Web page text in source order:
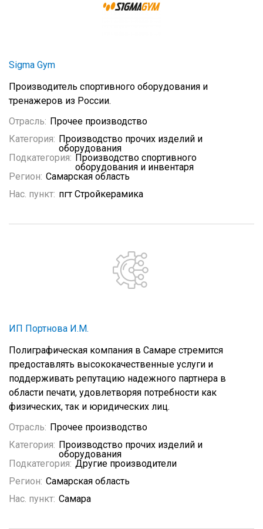
Sigma Gym
Производитель спортивного оборудования и
тренажеров из России.
Отрасль: Прочее производство
Категория: Производство прочих изделий и
оборудования
Подкатегория: Производство спортивного
оборудования и инвентаря
Регион: Самарская область
Нас. пункт: пгт Стройкерамика
ИП Портнова И.М.
Полиграфическая компания в Самаре стремится
предоставлять высококачественные услуги и
поддерживать репутацию надежного партнера в
области печати, удовлетворяя потребности как
физических, так и юридических лиц.
Отрасль: Прочее производство
Категория: Производство прочих изделий и
оборудования
Подкатегория: Другие производители
Регион: Самарская область
Нас. пункт: Самара